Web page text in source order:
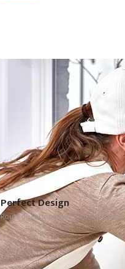
Perfect Design
Route de Parfondvaux 53 B, 4671 Saive